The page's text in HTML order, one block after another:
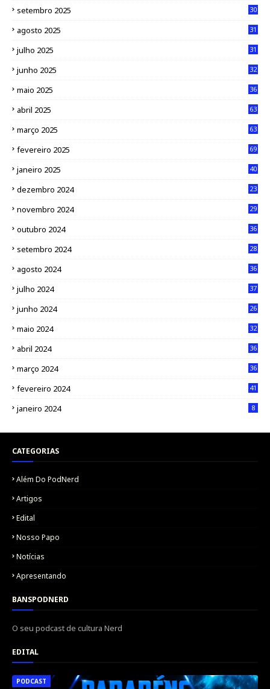
setembro 2025 30
agosto 2025 31
julho 2025 31
junho 2025 32
maio 2025 36
abril 2025 63
março 2025 63
fevereiro 2025 69
janeiro 2025 40
dezembro 2024 23
novembro 2024 29
outubro 2024 36
setembro 2024 28
agosto 2024 36
julho 2024 37
junho 2024 26
maio 2024 32
abril 2024 36
março 2024 36
fevereiro 2024 41
janeiro 2024 8
CATEGORIAS
Além Do PodNerd
Artigos
Edital
Nosso Papo
Notícias
Apresentando
BANSPODNERD
O seu podcast de cultura Nerd
EDITAL
PODCAST